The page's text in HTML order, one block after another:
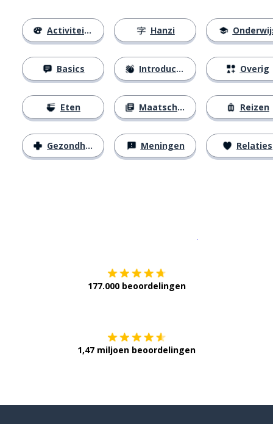
Activiteiten
Basics
Eten
Gezondheid
Hanzi
Introducties
Maatschappij
Meningen
Overig
Reizen
Relaties
177.000 beoordelingen
1,47 miljoen beoordelingen